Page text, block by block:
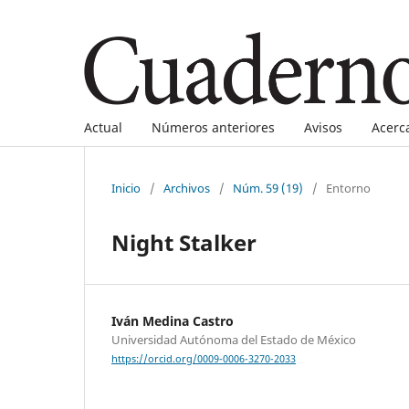
Actual Números anteriores Avisos
Inicio / Archivos / Núm. 59 (19) / Entorno
Night Stalker
Iván Medina Castro
Universidad Autónoma del Estado de México
https://orcid.org/0009-0006-3270-2033